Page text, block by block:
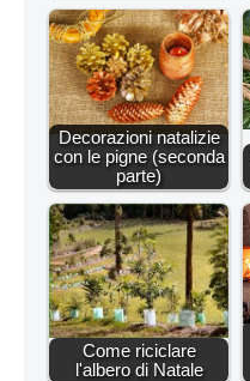
Decorazioni natalizie
con le pigne (seconda
parte)
Come riciclare
l'albero di Natale